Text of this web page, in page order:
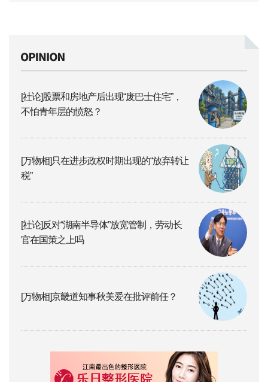
[社论]股票和房地产后出现“废巴士住宅”，
不怕青年层的愤怒？
[万物相]只在进步政权时期出现的“放弃转让
税”
[社论]反对“湖南半导体”放宽管制，劳动长
官在国策之上吗
[万物相]京畿道知事秋美爱在批评前任？